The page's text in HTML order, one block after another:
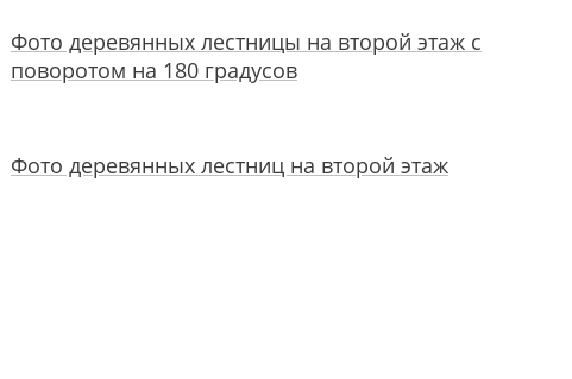
Фото деревянных лестницы на второй этаж с
поворотом на 180 градусов
Фото деревянных лестниц на второй этаж